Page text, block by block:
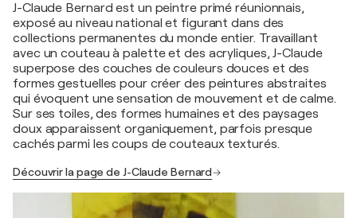
J-Claude Bernard est un peintre primé réunionnais,
exposé au niveau national et figurant dans des
collections permanentes du monde entier. Travaillant
avec un couteau à palette et des acryliques, J-Claude
superpose des couches de couleurs douces et des
formes gestuelles pour créer des peintures abstraites
qui évoquent une sensation de mouvement et de calme.
Sur ses toiles, des formes humaines et des paysages
doux apparaissent organiquement, parfois presque
cachés parmi les coups de couteaux texturés.
Découvrir la page de J-Claude Bernard